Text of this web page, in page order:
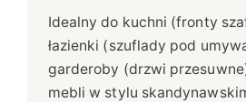
Idealny do kuchni (fronty
łazienki (szuflady pod
garderoby (drzwi
mebli w stylu